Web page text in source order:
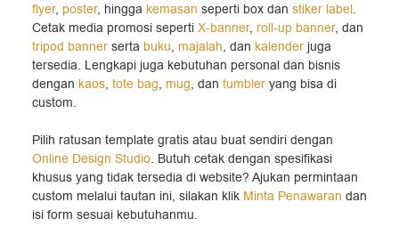
flyer, poster, hingga kemasan seperti box dan stiker label.
Cetak media promosi seperti X-banner, roll-up banner, dan
tripod banner serta buku, majalah, dan kalender juga
tersedia. Lengkapi juga kebutuhan personal dan bisnis
dengan kaos, tote bag, mug, dan tumbler yang bisa di
custom.
Pilih ratusan template gratis atau buat sendiri dengan
Online Design Studio. Butuh cetak dengan spesifikasi
khusus yang tidak tersedia di website? Ajukan permintaan
custom melalui tautan ini, silakan klik Minta Penawaran dan
isi form sesuai kebutuhanmu.